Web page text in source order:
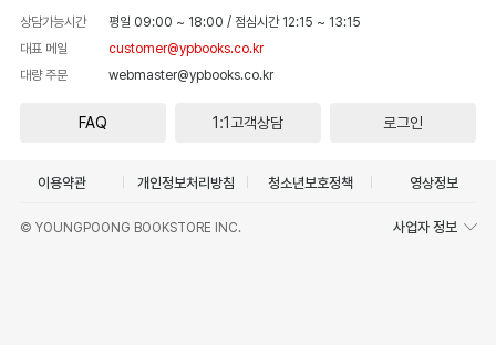
상담가능시간 평일 09:00 ~ 18:00 / 점심시간 12:15 ~ 13:15
대표 메일
customer@ypbooks.co.kr
대량 주문
webmaster@ypbooks.co.kr
FAQ 1:1고객상담 로그인
이용약관 개인정보처리방침 청소년보호정책 영상정보
© YOUNGPOONG BOOKSTORE INC. 사업자 정보